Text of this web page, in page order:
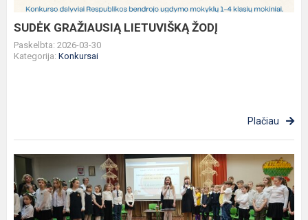
SUDĖK GRAŽIAUSIĄ LIETUVIŠKĄ ŽODĮ
Paskelbta: 2026-03-30
Kategorija: Konkursai
Plačiau
Kovo
11
-
osios